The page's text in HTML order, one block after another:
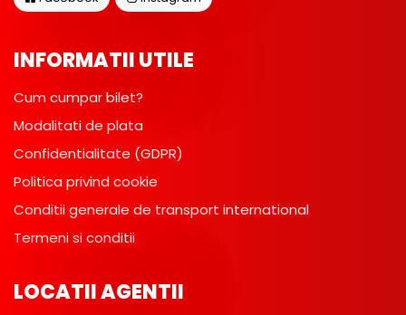
INFORMATII UTILE
Cum cumpar bilet?
Modalitati de plata
Confidentialitate (GDPR)
Politica privind cookie
Conditii generale de transport international
Termeni si conditii
LOCATII AGENTII